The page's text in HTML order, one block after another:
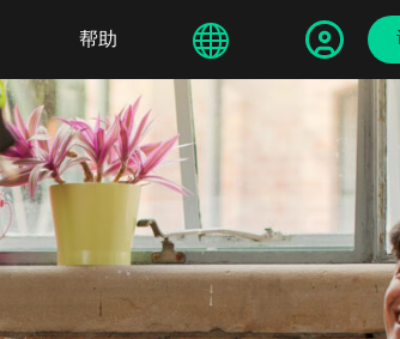
帮助 sphere
繁體中文